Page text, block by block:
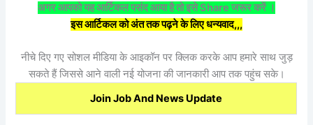
अगर आपको यह आर्टिकल पसंद आया है तो इसे Share जरूर करें ।
इस आर्टिकल को अंत तक पढ़ने के लिए धन्यवाद,,,
नीचे दिए गए सोशल मीडिया के आइकॉन पर क्लिक करके आप हमारे साथ जुड़
सकते हैं जिससे आने वाली नई योजना की जानकारी आप तक पहुंच सके।
Join Job And News Update